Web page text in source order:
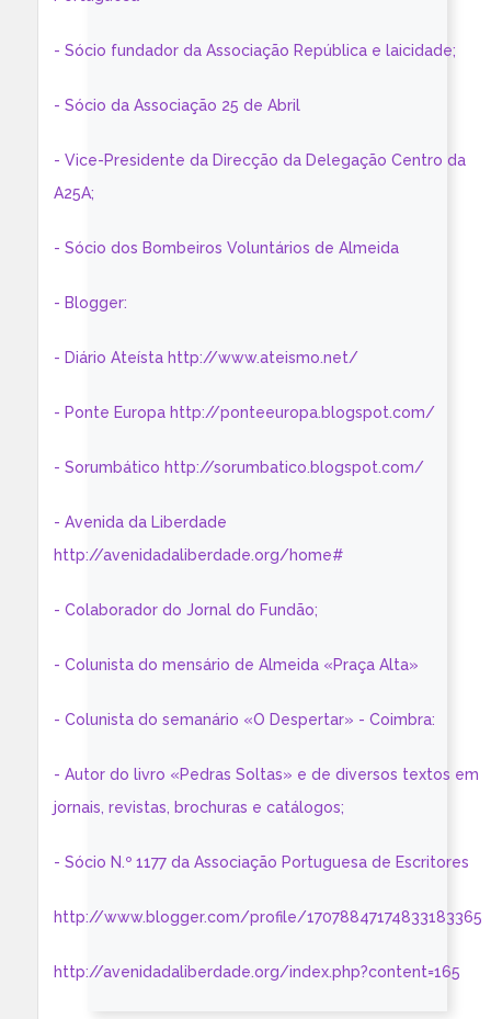
- Sócio fundador da Associação República e laicidade;
- Sócio da Associação 25 de Abril
- Vice-Presidente da Direcção da Delegação Centro da
A25A;
- Sócio dos Bombeiros Voluntários de Almeida
- Blogger:
- Diário Ateísta http://www.ateismo.net/
- Ponte Europa http://ponteeuropa.blogspot.com/
- Sorumbático http://sorumbatico.blogspot.com/
- Avenida da Liberdade
http://avenidadaliberdade.org/home#
- Colaborador do Jornal do Fundão;
- Colunista do mensário de Almeida «Praça Alta»
- Colunista do semanário «O Despertar» - Coimbra:
- Autor do livro «Pedras Soltas» e de diversos textos em
jornais, revistas, brochuras e catálogos;
- Sócio N.º 1177 da Associação Portuguesa de Escritores
http://www.blogger.com/profile/17078847174833183365
http://avenidadaliberdade.org/index.php?content=165